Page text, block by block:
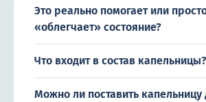
Это реально помогает или
«облегчает» состояние?
Что входит в состав капельницы?
Можно ли поставить капельницу